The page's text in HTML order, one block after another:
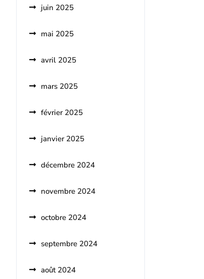
juin 2025
mai 2025
avril 2025
mars 2025
février 2025
janvier 2025
décembre 2024
novembre 2024
octobre 2024
septembre 2024
août 2024